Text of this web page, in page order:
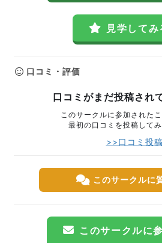
見学してみ
口コミ・評価
口コミがまだ投稿され
このサークルに参加された
最初の口コミを投稿して
>>口コミ投稿
このサークルに
このサークルに